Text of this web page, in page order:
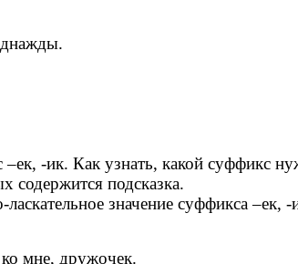
-ик. Как узнать, какой суффикс
содержится подсказка.
значение суффикса –ек, -
ко мне, дружочек.